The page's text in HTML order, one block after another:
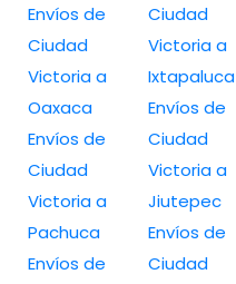
Envíos de
Ciudad
Victoria a
Oaxaca
Envíos de
Ciudad
Victoria a
Pachuca
Envíos de
Ciudad
Victoria a
Ixtapaluca
Envíos de
Ciudad
Victoria a
Jiutepec
Envíos de
Ciudad